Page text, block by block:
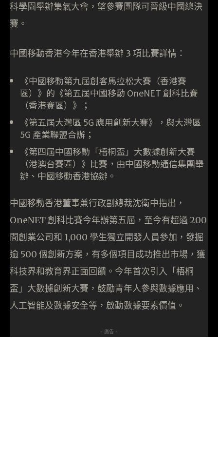
科學園舉辦集氣大會，望參賽團隊可晉級中國總決
賽。
中國移動香港今年在香港舉辦 3 項比賽詳情：
《中國移動第九屆創客馬拉松大賽（香港賽
區）》的《第五屆中國移動 OneNET 創科比賽
（香港賽區）》；
《第五屆大灣區 5G 應用創新大賽》，與大灣區
5G 產業聯盟合辦；
《第四屆中國移動「梧桐盃」大數據創新大賽
（港澳台賽區）》比賽，由中國移動通信集團舉
辦、中國移動香港協辦。
中國移動香港董事兼行政副總裁沈衛中指出，
OneNET 創科比賽今年辦第五屆，至今有超過 200
間創業公司和 1,000 學生獨立開發人員參加，發掘
逾 500 個創新方案，有多個項目成功推出市場，獲
科技界和教育界正面回饋。今年首次引入「梧桐
盃」大數據創新大賽，鼓勵青年人參與數據應用、
人工智能及數據安全等，啟動數據要素價值。
- 廣告 -